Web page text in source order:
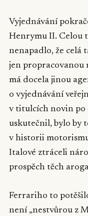
Vyjednávání
Henrymu II. Celou
nenapadlo, že celá
jen propracovanou
má docela jinou
o vyjednávání
v titulcích novin po
uskutečnil, bylo by
v historii
Italové ztráceli
prospěch těch
Ferrariho to
není „nestvůrou z